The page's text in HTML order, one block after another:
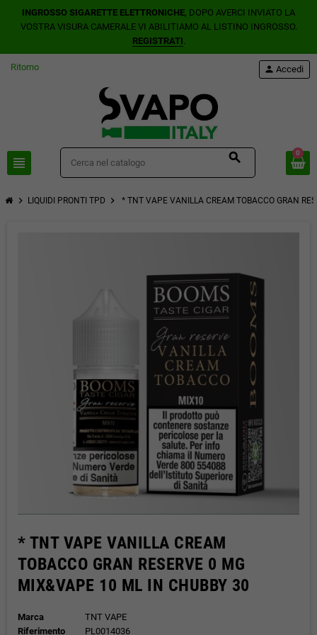
INGROSSO SIGARETTE ELETTRONICHE, DOPO AVERCI INVIATO LA
VOSTRA VISURA CAMERALE VI ABILITIAMO AL LISTINO INGROSSO.
REGISTRATI.
Ritorno
view_headline search
person Accedi
0
chevron_right LIQUIDI PRONTI TPD chevron_right * TNT VAPE VANILLA CREAM TOBACCO GRAN
* TNT VAPE VANILLA CREAM
TOBACCO GRAN RESERVE 0 MG
MIX&VAPE 10 ML IN CHUBBY 30
Marca
TNT VAPE
Riferimento
PL0014036